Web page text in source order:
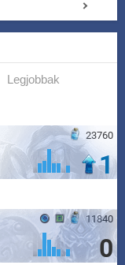
Legjobbak
23760
1
11840
0